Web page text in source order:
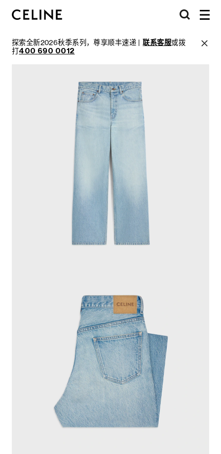
探索全新2026秋季系列，尊享顺丰速递 |联系客服或拨
打400 690 0012